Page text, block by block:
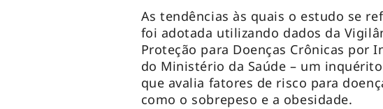
As tendências às quais o estudo se
foi adotada utilizando dados da
Proteção para Doenças Crônicas por
do Ministério da Saúde – um
que avalia fatores de risco para
como o sobrepeso e a obesidade.